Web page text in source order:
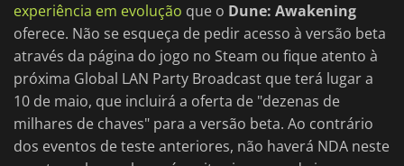
experiência em evolução que o Dune: Awakening
oferece. Não se esqueça de pedir acesso à versão beta
através da página do jogo no Steam ou fique atento à
próxima Global LAN Party Broadcast que terá lugar a
10 de maio, que incluirá a oferta de "dezenas de
milhares de chaves" para a versão beta. Ao contrário
dos eventos de teste anteriores, não haverá NDA neste